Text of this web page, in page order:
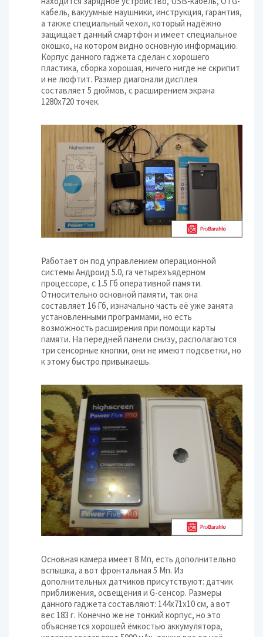
кабель, вакуумные наушники, инструкция, гарантия,
а также специальный чехол, который надёжно
защищает данный смартфон и имеет специальное
окошко, на котором видно основную информацию.
Корпус данного гаджета сделан с хорошего
пластика, сборка хорошая, ничего нигде не скрипит
и не люфтит. Размер диагонали дисплея
составляет 5 дюймов, с расширением экрана
1280х720 точек.
Работает он под управлением операционной
системы Андроид 5.0, га четырёхъядерном
процессоре, с 1.5 Гб оперативной памяти.
Относительно основной памяти, так она
составляет 16 Гб, изначально часть её уже занята
установленными программами, но есть
возможность расширения при помощи карты
памяти. На передней панели снизу, располагаются
три сенсорные кнопки, они не имеют подсветки, но
к этому быстро привыкаешь.
Основная камера имеет 8 Мп, есть дополнительно
вспышка, а вот фронтальная 5 Мп. Из
дополнительных датчиков присутствуют: датчик
приближения, освещения и G-сенсор. Размеры
данного гаджета составляют: 144х71х10 см, а вот
вес 183 г. Конечно же не тонкий корпус, но это
объясняется хорошей ёмкостью аккумулятора,